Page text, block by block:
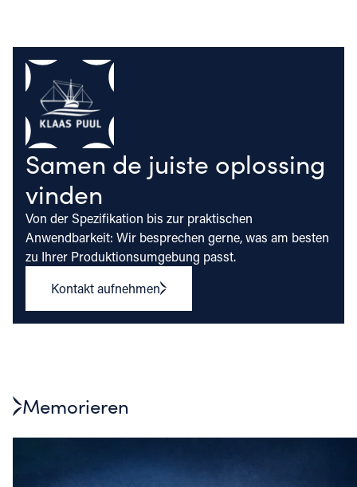
Samen de juiste oplossing
vinden
Von der Spezifikation bis zur praktischen
Anwendbarkeit: Wir besprechen gerne, was am besten
zu Ihrer Produktionsumgebung passt.
Kontakt aufnehmen
Memorieren